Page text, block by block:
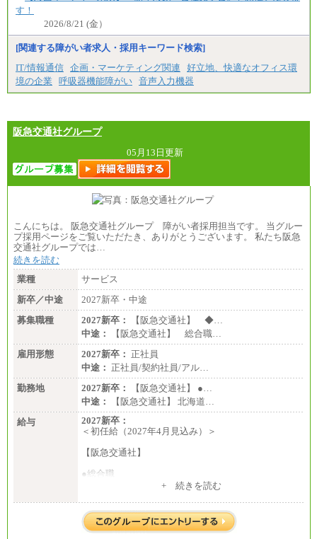
す！
2026/8/21 (金）
[関連する障がい者求人・採用キーワード検索]
IT/情報通信 企画・マーケティング関連
好立地、快適なオフィス環
境の企業
呼吸器機能障がい 音声入力機器
阪急交通社グループ
05月13日更新
こんにちは。 阪急交通社グループ 障がい者採用担当です。 当グルー
プ採用ページをご覧いただたき、ありがとうございます。 私たち阪急
交通社グループでは…
続きを読む
業種
サービス
新卒／中途
2027新卒・中途
募集職種
2027新卒：
【阪急交通社】 ◆…
中途：
【阪急交通社】 総合職…
雇用形態
2027新卒： 正社員
中途： 正社員/契約社員/アル…
勤務地
2027新卒：
【阪急交通社】 ●…
中途：
【阪急交通社】 北海道…
給与
2027新卒：
＜初任給（2027年4月見込み）＞
【阪急交通社】
●総合職
(※3)、239,000円(※4)、237,000円（※5）
・専門・短大卒
+ 続きを読む